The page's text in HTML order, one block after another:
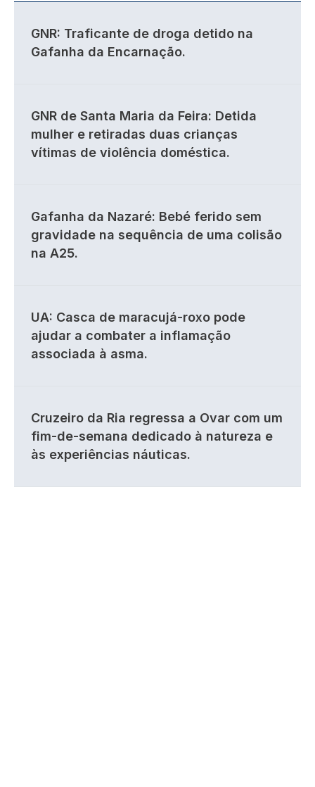
GNR: Traficante de droga detido na
Gafanha da Encarnação.
GNR de Santa Maria da Feira: Detida
mulher e retiradas duas crianças
vítimas de violência doméstica.
Gafanha da Nazaré: Bebé ferido sem
gravidade na sequência de uma colisão
na A25.
UA: Casca de maracujá-roxo pode
ajudar a combater a inflamação
associada à asma.
Cruzeiro da Ria regressa a Ovar com um
fim-de-semana dedicado à natureza e
às experiências náuticas.